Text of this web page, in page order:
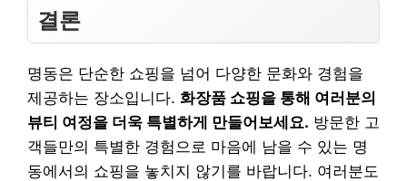
결론
명동은 단순한 쇼핑을 넘어 다양한 문화와 경험을
제공하는 장소입니다. 화장품 쇼핑을 통해 여러분의
뷰티 여정을 더욱 특별하게 만들어보세요. 방문한 고
객들만의 특별한 경험으로 마음에 남을 수 있는 명
동에서의 쇼핑을 놓치지 않기를 바랍니다. 여러분도